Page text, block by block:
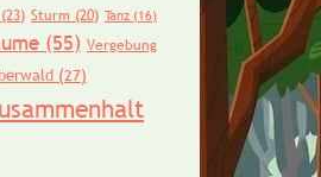
(23) Sturm (20) Tanz (16)
(55) Vergebung
(27)